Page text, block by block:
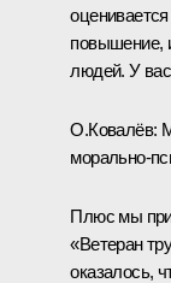
повышение,
людей. У
О.Ковалёв:
морально-
Плюс мы
«Ветеран
оказалось,